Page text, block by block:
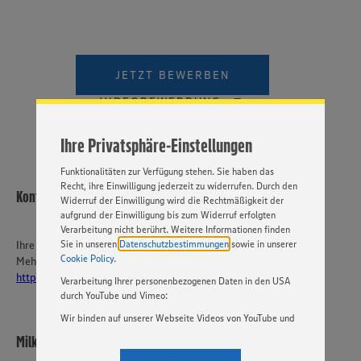
Ihre Privatsphäre-Einstellungen
ermöglichen. Wir verwenden Ihre Daten, um unsere
Website zu personalisieren und Ihnen möglichst relevante
Cookies und anderer Technologien ist freiwillig und kann
„EINSTELLUNGEN ÄNDERN”. Bitte beachten Sie, dass auf
Basis Ihrer Einstellungen ggf. nicht mehr alle
Funktionalitäten zur Verfügung stehen. Sie haben das
Recht, ihre Einwilligung jederzeit zu widerrufen. Durch den
Widerruf der Einwilligung wird die Rechtmäßigkeit der
aufgrund der Einwilligung bis zum Widerruf erfolgten
Verarbeitung nicht berührt. Weitere Informationen finden
Sie in unseren Datenschutzbestimmungen sowie in unserer
Cookie Policy.
Verarbeitung Ihrer personenbezogenen Daten in den USA
durch YouTube und Vimeo:
Wir binden auf unserer Webseite Videos von YouTube und
Einstellungen bezüglich YouTube und Vimeo zu ändern,
JETZT BEWERBEN
VIDEOBEWERBUNG
Kontakt
Ihre Ansprechperson
Mehr über EDEKA Südwest:
https://karriere-edeka.de/
Milkau Frischemärkte KG